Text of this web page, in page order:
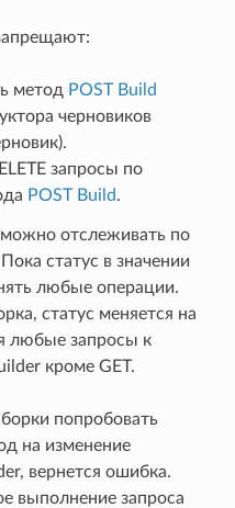
метод POST Build
черновиков
запросы по
POST Build.
отслеживать по
статус в значении
любые операции.
статус меняется на
любые запросы к
кроме GET.
попробовать
на изменение
вернется ошибка.
выполнение запроса